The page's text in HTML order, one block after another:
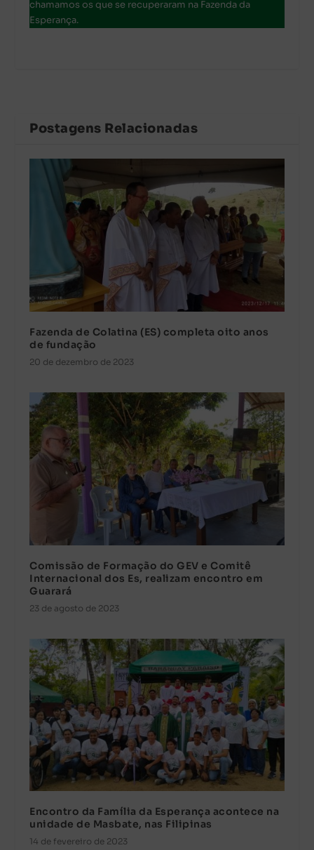
chamamos os que se recuperaram na Fazenda da
Esperança.
Postagens Relacionadas
Fazenda de Colatina (ES) completa oito anos
de fundação
20 de dezembro de 2023
Comissão de Formação do GEV e Comitê
Internacional dos Es, realizam encontro em
Guarará
23 de agosto de 2023
Encontro da Família da Esperança acontece na
unidade de Masbate, nas Filipinas
14 de fevereiro de 2023